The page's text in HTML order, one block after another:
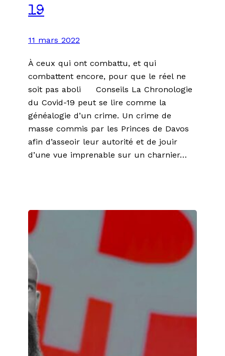
19
11 mars 2022
À ceux qui ont combattu, et qui
combattent encore, pour que le réel ne
soit pas aboli Conseils La Chronologie
du Covid-19 peut se lire comme la
généalogie d’un crime. Un crime de
masse commis par les Princes de Davos
afin d’asseoir leur autorité et de jouir
d’une vue imprenable sur un charnier…